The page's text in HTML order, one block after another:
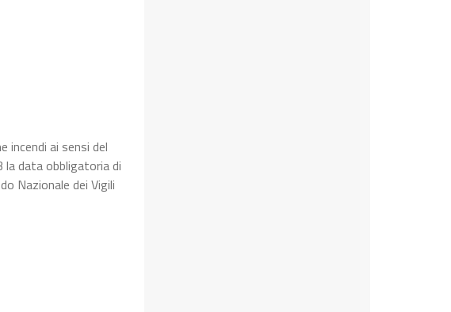
incendi ai sensi del
data obbligatoria di
Nazionale dei Vigili